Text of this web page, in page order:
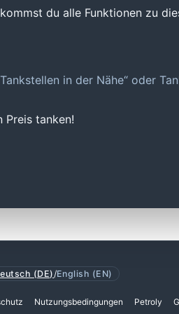
du alle Funktionen zu
in der Nähe“ oder
tanken!
(DE)/English (EN)
Nutzungsbedingungen Petroly